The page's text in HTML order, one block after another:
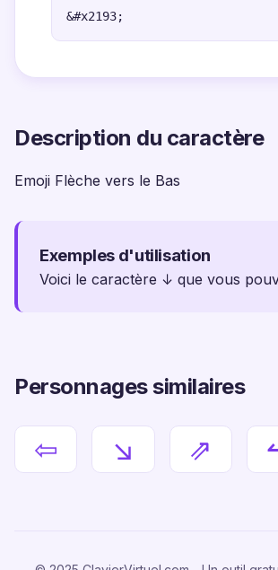
&#x2193;
Description du caractère
Emoji Flèche vers le Bas
Exemples d'utilisation
Voici le caractère ↓ que vous
Personnages similaires
⇦ ↘ ⇗